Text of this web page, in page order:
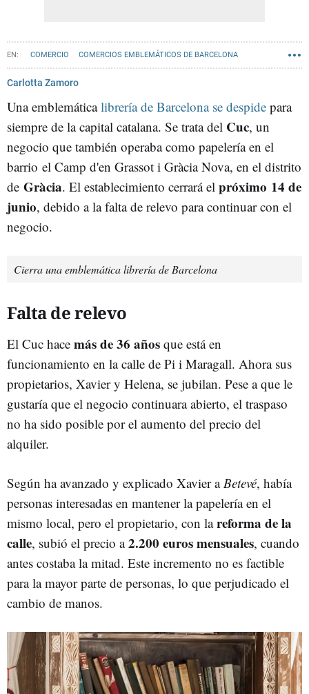
COMERCIO COMERCIOS EMBLEMÁTICOS DE BARCELONA
LIBRERIAS
Carlotta Zamoro
Una emblemáticalibrería de Barcelona se despide para
siempre de la capital catalana. Se trata del Cuc, un
negocio que también operaba como papelería en el
barrio el Camp d'en Grassot i Gràcia Nova, en el distrito
de Gràcia. El establecimiento cerrará el próximo 14 de
junio, debido a la falta de relevo para continuar con el
negocio.
Cierra una emblemática librería de Barcelona
Falta de relevo
El Cuc hace más de 36 años que está en
funcionamiento en la calle de Pi i Maragall. Ahora sus
propietarios, Xavier y Helena, se jubilan. Pese a que le
gustaría que el negocio continuara abierto, el traspaso
no ha sido posible por el aumento del precio del
alquiler.
Según ha avanzado y explicado Xavier aBetevé, había
personas interesadas en mantener la papelería en el
mismo local, pero el propietario, con lareforma de la
calle, subió el precio a2.200 euros mensuales, cuando
antes costaba la mitad. Este incremento no es factible
para la mayor parte de personas, lo que perjudicado el
cambio de manos.